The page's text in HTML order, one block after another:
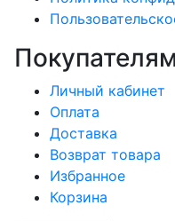
Личный кабинет
Оплата
Доставка
Возврат товара
Избранное
Корзина